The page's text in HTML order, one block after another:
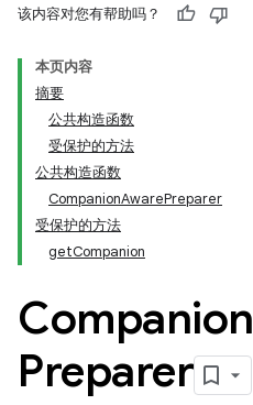
该内容对您有帮助吗？
本页内容
摘要
公共构造函数
受保护的方法
公共构造函数
CompanionAwarePreparer
受保护的方法
getCompanion
Companion
Preparer